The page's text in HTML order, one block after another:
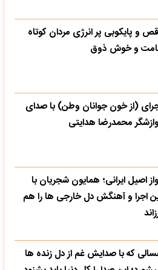
و پایکوبی پر انرژی مردان کوتاه
و خوش ذوق
(از خون جوانان وطن) با صدای
محمدرضا هدایتی
اصیل ایرانی؛ همایون شجریان با
اجرا و آهنگش دل خارجی ها را هم
که با صدایش غم از دل زنده ها